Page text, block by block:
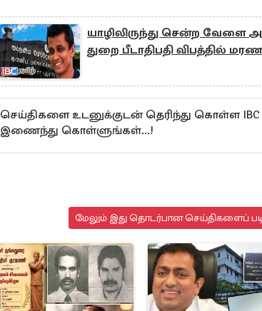
யாழிலிருந்து சென்ற
துறை பீடாதிபதி விபத்தில்
செய்திகளை உடனுக்குடன் தெரிந்து கொள்ள IBC
இணைந்து கொள்ளுங்கள்...!
மேலும் இது தொடர்பான செய்திகளைப்